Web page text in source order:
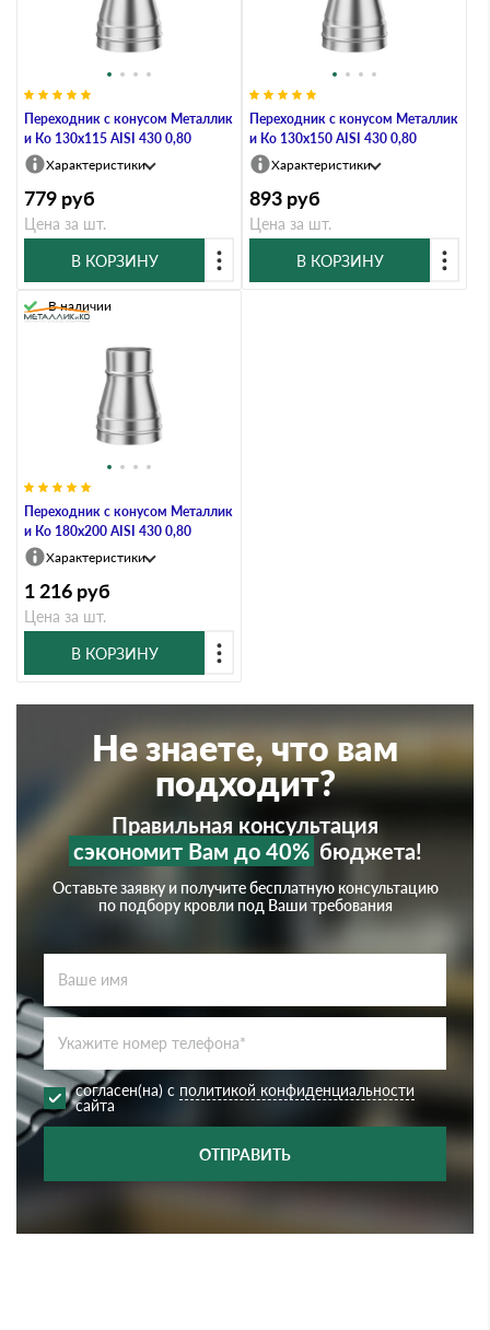
Переходник с конусом Металлик
и Ко 130х115 AISI 430 0,80
Характеристики
779 руб
Цена за шт.
В КОРЗИНУ
Переходник с конусом Металлик
и Ко 130х150 AISI 430 0,80
Характеристики
893 руб
Цена за шт.
В КОРЗИНУ
Переходник с конусом Металлик
и Ко 180х200 AISI 430 0,80
В наличии
Характеристики
1 216 руб
Цена за шт.
В КОРЗИНУ
Не знаете, что вам
подходит?
Правильная консультация
сэкономит Вам до 40% бюджета!
Оставьте заявку и получите бесплатную консультацию
по подбору кровли под Ваши требования
согласен(на) с политикой конфиденциальности
сайта
ОТПРАВИТЬ